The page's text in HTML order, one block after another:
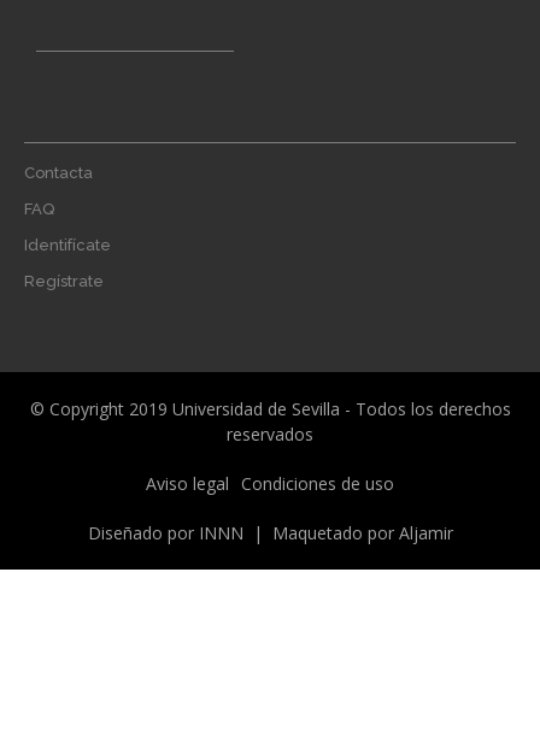
Footer
menu
Contacta
FAQ
Identifícate
Regístrate
© Copyright 2019 Universidad de Sevilla - Todos los derechos
reservados
legal
Aviso legal Condiciones de uso
Diseñado por INNN | Maquetado por Aljamir